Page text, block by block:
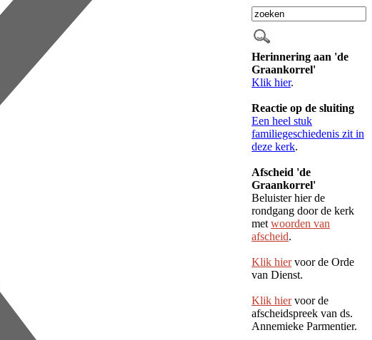
Herinnering aan 'de
Graankorrel'
Klik hier.
Reactie op de sluiting
Een heel stuk
familiegeschiedenis zit in
deze kerk.
Afscheid 'de
Graankorrel'
Beluister hier de
rondgang door de kerk
met woorden van
afscheid.
Klik hiervoor de Orde
van Dienst.
Klik hiervoor de
afscheidspreek van ds.
Annemieke Parmentier.